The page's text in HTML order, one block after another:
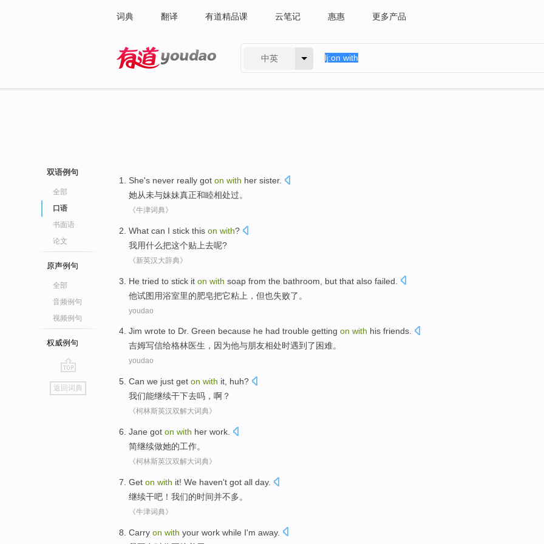
词典 翻译 有道精品课 云笔记 惠惠 更多产品
中英
双语例句
全部
口语
书面语
论文
原声例句
全部
音频例句
视频例句
权威例句
go
top
返回词典
She's never really got on with her sister.
她从未与妹妹真正和睦相处过。
《牛津词典》
What can I stick this on with?
我用什么把这个贴 上去呢?
《新英汉大辞典》
He tried to stick it on with soap from the bathroom but that also failed
他试图用浴室里的肥皂把它粘 上 ， 但也失败了 。
youdao
Jim wrote to Dr. Green because he had trouble getting on with his friends.
吉姆写信给格林医生， 因为他与朋友相处时遇到 了困难。
youdao
Can we just get on with it, huh?
我们能继续干下去吗， 啊 ？
《柯林斯英汉双解大词典》
Jane got on with her work
简继续做她的工作。
《柯林斯英汉双解大词典》
Get on with it! We haven't got all day.
继续干吧 ！ 我们的时间并不多。
《牛津词典》
Carry on with your work while I'm away.